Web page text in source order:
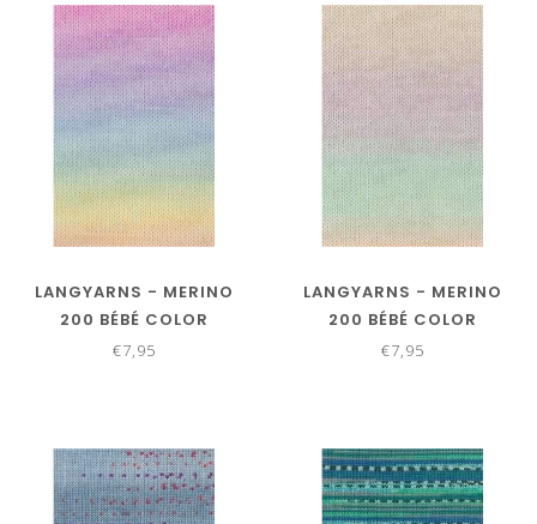
LANGYARNS - MERINO
200 BÉBÉ COLOR
155.0354
€7,95
LANGYARNS - MERINO
200 BÉBÉ COLOR
155.0355
€7,95